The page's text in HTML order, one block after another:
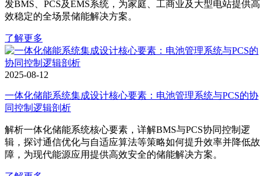
发BMS、PCS及EMS系统，为家庭、工商业及大型电站提供高
效稳定的全场景储能解决方案。
了解更多
2025-08-12
一体化储能系统集成设计核心要素：电池管理系统与PCS的协
同控制逻辑剖析
解析一体化储能系统核心要素，详解BMS与PCS协同控制逻
辑，探讨通信优化与自适应算法等策略如何提升效率并降低故
障，为现代能源应用提供高效安全的储能解决方案。